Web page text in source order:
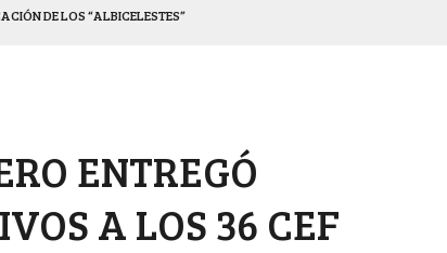
DE LOS “ALBICELESTES”
POR EL PASE A “SEMIS”
CACU Y CANALLAS
ENTREGÓ
A LOS 36 CEF